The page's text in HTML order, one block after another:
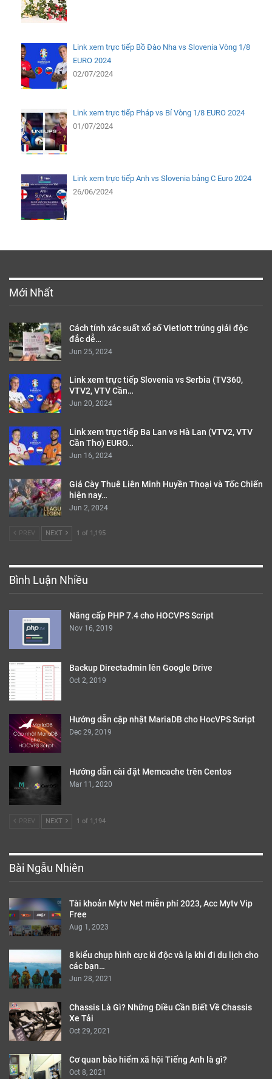
Link xem trực tiếp Bồ Đào Nha vs Slovenia Vòng 1/8
EURO 2024
02/07/2024
Link xem trực tiếp Pháp vs Bỉ Vòng 1/8 EURO 2024
01/07/2024
Link xem trực tiếp Anh vs Slovenia bảng C Euro 2024
26/06/2024
Mới Nhất
Cách tính xác suất xổ số Vietlott trúng giải độc
đắc dễ…
Jun 25, 2024
Link xem trực tiếp Slovenia vs Serbia (TV360,
VTV2, VTV Cần…
Jun 20, 2024
Link xem trực tiếp Ba Lan vs Hà Lan (VTV2, VTV
Cần Thơ) EURO…
Jun 16, 2024
Giá Cày Thuê Liên Minh Huyền Thoại và Tốc Chiến
hiện nay…
Jun 2, 2024
PREV NEXT 1 of 1,195
Bình Luận Nhiều
Nâng cấp PHP 7.4 cho HOCVPS Script
Nov 16, 2019
Backup Directadmin lên Google Drive
Oct 2, 2019
Hướng dẫn cập nhật MariaDB cho HocVPS Script
Dec 29, 2019
Hướng dẫn cài đặt Memcache trên Centos
Mar 11, 2020
PREV NEXT 1 of 1,194
Bài Ngẫu Nhiên
Tài khoản Mytv Net miễn phí 2023, Acc Mytv Vip
Free
Aug 1, 2023
8 kiểu chụp hình cực kì độc và lạ khi đi du lịch cho
các bạn…
Jun 28, 2021
Chassis Là Gì? Những Điều Cần Biết Về Chassis
Xe Tải
Oct 29, 2021
Cơ quan bảo hiểm xã hội Tiếng Anh là gì?
Oct 8, 2021